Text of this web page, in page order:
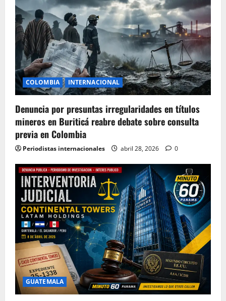
COLOMBIA INTERNACIONAL
Denuncia por presuntas irregularidades en títulos
mineros en Buriticá reabre debate sobre consulta
previa en Colombia
Periodistas internacionales abril 28, 2026 0
GUATEMALA